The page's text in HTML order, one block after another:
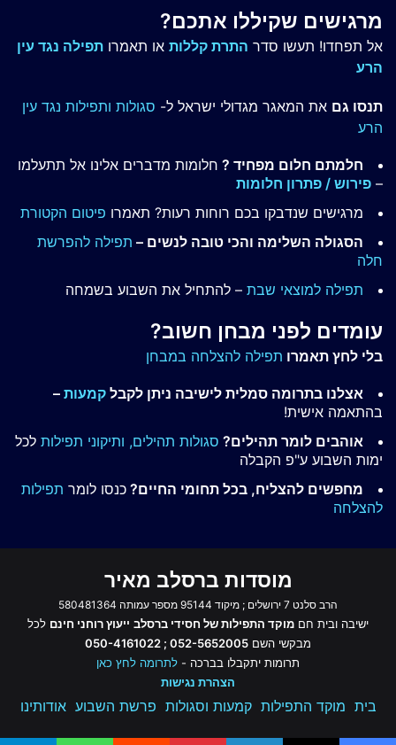
מרגישים שקיללו אתכם?
אל תפחדו! תעשו סדר התרת קללות או תאמרו תפילה נגד עין
הרע
תנסו גם את המאגר מגדולי ישראל ל- סגולות ותפילות נגד עין
הרע
חלמתם חלום מפחיד ? חלומות מדברים אלינו אל תתעלמו
– פירוש / פתרון חלומות
מרגישים שנדבקו בכם רוחות רעות? תאמרו פיטום הקטורת
הסגולה השלימה והכי טובה לנשים – תפילה להפרשת
חלה
תפילה למוצאי שבת – להתחיל את השבוע בשמחה
עומדים לפני מבחן חשוב?
בלי לחץ תאמרו תפילה להצלחה במבחן
אצלנו בתרומה סמלית לישיבה ניתן לקבל קמעות –
בהתאמה אישית!
אוהבים לומר תהילים? סגולות תהילים, ותיקוני תפילות לכל
ימות השבוע ע"פ הקבלה
מחפשים להצליח, בכל תחומי החיים? כנסו לומר תפילות
להצלחה
מוסדות ברסלב מאיר
הרב סלנט 7 ירושלים ; מיקוד 95144 מספר עמותה 580481364
ישיבה ובית חם מוקד התפילות של חסידי ברסלב ייעוץ רוחני חינם לכל
מבקשי השם 052-5652005 ; 050-4161022
תרומות יתקבלו בברכה - לתרומה לחץ כאן
הצהרת נגישות
בית מוקד התפילות קמעות וסגולות פרשת השבוע אודותינו